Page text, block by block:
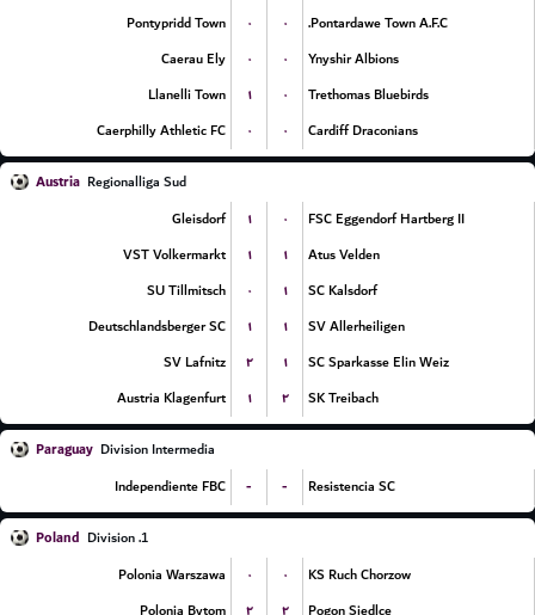
Pontypridd Town
۰ ۰
Pontardawe Town A.F.C.
Caerau Ely
۰ ۰
Ynyshir Albions
Llanelli Town
۱ ۰
Trethomas Bluebirds
Caerphilly Athletic FC
۰ ۰ Cardiff Draconians
Austria Regionalliga Sud
Gleisdorf
۱ ۰
FSC Eggendorf Hartberg II
VST Volkermarkt
۱ ۱
Atus Velden
SU Tillmitsch
۰ ۱
SC Kalsdorf
Deutschlandsberger SC
۱ ۱
SV Allerheiligen
SV Lafnitz
۲ ۱
SC Sparkasse Elin Weiz
Austria Klagenfurt
۱ ۲ SK Treibach
Paraguay Division Intermedia
Independiente FBC
- - Resistencia SC
Poland
1. Division
Polonia Warszawa
۰ ۰
KS Ruch Chorzow